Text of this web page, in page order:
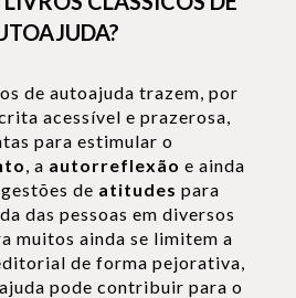
de autoajuda trazem, por
acessível e prazerosa,
para estimular o
, a autorreflexão e ainda
de atitudes para
das pessoas em diversos
muitos ainda se limitem a
de forma pejorativa,
pode contribuir para o